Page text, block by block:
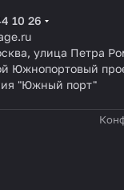
10 26
улица Петра
Южнопортовый
"Южный порт"